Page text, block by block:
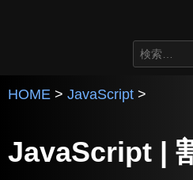
HOME > JavaScript >
JavaScript |